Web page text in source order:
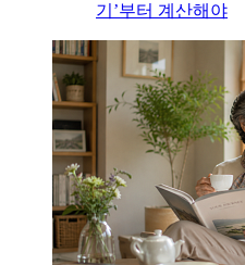
기’부터 계산해야